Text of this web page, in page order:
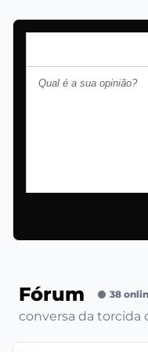
Fórum 38
conversa da torcida